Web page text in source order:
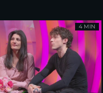
4 MIN